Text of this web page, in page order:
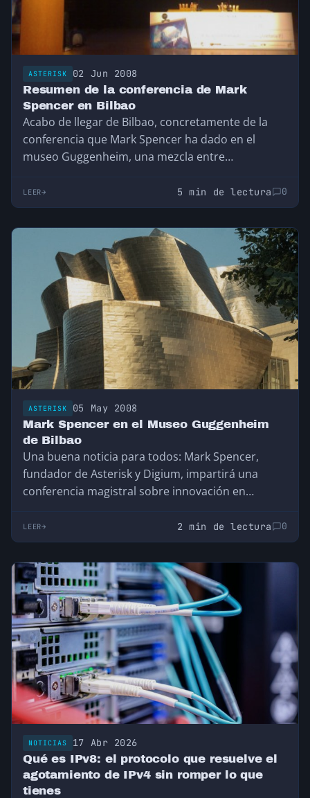
ASTERISK 02 Jun 2008
Resumen de la conferencia de Mark
Spencer en Bilbao
Acabo de llegar de Bilbao, concretamente de la
conferencia que Mark Spencer ha dado en el
museo Guggenheim, una mezcla entre
LEER 5 min de lectura 0
ASTERISK 05 May 2008
Mark Spencer en el Museo Guggenheim
de Bilbao
Una buena noticia para todos: Mark Spencer,
fundador de Asterisk y Digium, impartirá una
conferencia magistral sobre innovación en
LEER 2 min de lectura 0
NOTICIAS 17 Abr 2026
Qué es IPv8: el protocolo que resuelve el
agotamiento de IPv4 sin romper lo que
tienes